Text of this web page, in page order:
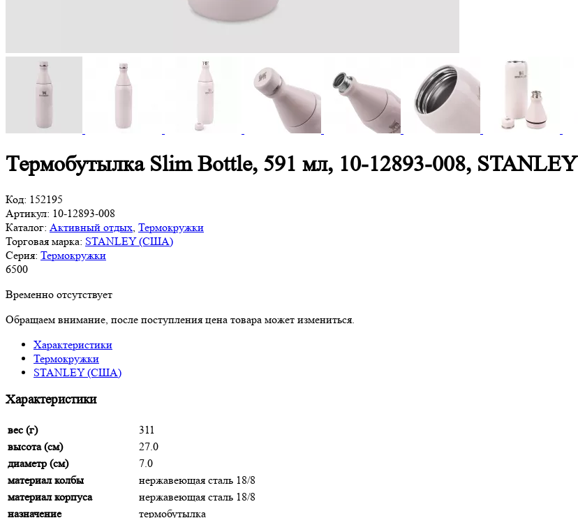
Термобутылка Slim Bottle, 591 мл, 10-12893-008, STANLEY
Код: 152195
Артикул: 10-12893-008
Каталог: Активный отдых Термокружки
Торговая марка: STANLEY (США)
Серия: Термокружки
6500
Временно отсутствует
Обращаем внимание, после поступления цена товара может измениться.
Характеристики
Термокружки
STANLEY (США)
Характеристики
вес (г)
311
высота (см)
27.0
диаметр (см)
7.0
материал колбы
нержавеющая сталь 18/8
материал корпуса
нержавеющая сталь 18/8
назначение
термобутылка